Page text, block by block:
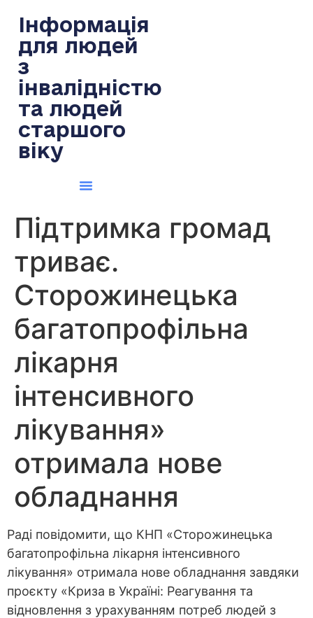
Інформація
для людей
з
інвалідністю
та людей
старшого
віку
Підтримка громад
триває.
Сторожинецька
багатопрофільна
лікарня
інтенсивного
лікування»
отримала нове
обладнання
Раді повідомити, що КНП «Сторожинецька
багатопрофільна лікарня інтенсивного
лікування» отримала нове обладнання завдяки
проєкту «Криза в Україні: Реагування та
відновлення з урахуванням потреб людей з